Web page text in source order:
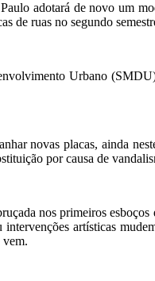
adotará de novo um
de ruas no segundo
Urbano
novas placas, ainda
por causa de
nos primeiros
artísticas
vem.